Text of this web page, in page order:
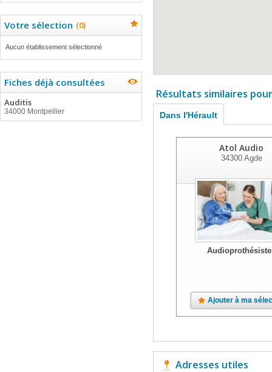
Votre sélection (0)
Aucun établissement sélectionné
Fiches déjà consultées
Auditis
34000 Montpellier
Résultats similaires
Dans l'Hérault
Atol Audio
34300Agde
Ajouter à ma
Adresses utiles